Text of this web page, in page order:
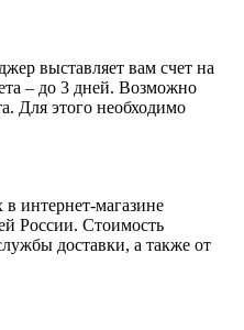
выставляет вам счет на
– до 3 дней. Возможно
Для этого необходимо
интернет-магазине
России. Стоимость
доставки, а также от